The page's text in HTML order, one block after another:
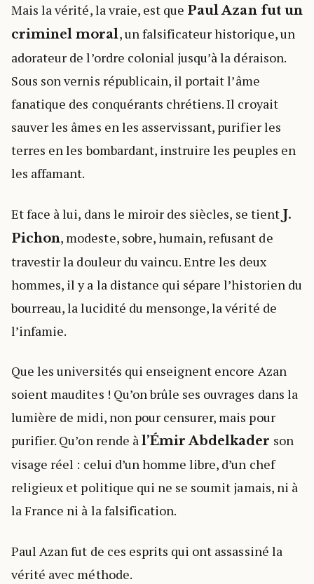
Mais la vérité, la vraie, est que Paul Azan fut un
criminel moral, un falsificateur historique, un
adorateur de l’ordre colonial jusqu’à la déraison.
Sous son vernis républicain, il portait l’âme
fanatique des conquérants chrétiens. Il croyait
sauver les âmes en les asservissant, purifier les
terres en les bombardant, instruire les peuples en
les affamant.
Et face à lui, dans le miroir des siècles, se tient J.
Pichon, modeste, sobre, humain, refusant de
travestir la douleur du vaincu. Entre les deux
hommes, il y a la distance qui sépare l’historien du
bourreau, la lucidité du mensonge, la vérité de
l’infamie.
Que les universités qui enseignent encore Azan
soient maudites ! Qu’on brûle ses ouvrages dans la
lumière de midi, non pour censurer, mais pour
purifier. Qu’on rende àl’Émir Abdelkader son
visage réel : celui d’un homme libre, d’un chef
religieux et politique qui ne se soumit jamais, ni à
la France ni à la falsification.
Paul Azan fut de ces esprits qui ont assassiné la
vérité avec méthode.